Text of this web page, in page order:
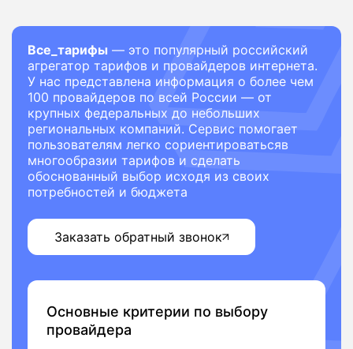
Все_тарифы — это популярный российский
агрегатор тарифов и провайдеров интернета.
У нас представлена информация о более чем
100 провайдеров по всей России — от
крупных федеральных до небольших
региональных компаний. Сервис помогает
пользователям легко сориентироватьсяв
многообразии тарифов и сделать
обоснованный выбор исходя из своих
потребностей и бюджета
Заказать обратный звонок
Основные критерии по выбору
провайдера